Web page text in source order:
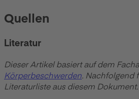
Quellen
Literatur
Dieser Artikel basiert auf dem
Körperbeschwerden. Nachfolgend
Literaturliste aus diesem Dokument.